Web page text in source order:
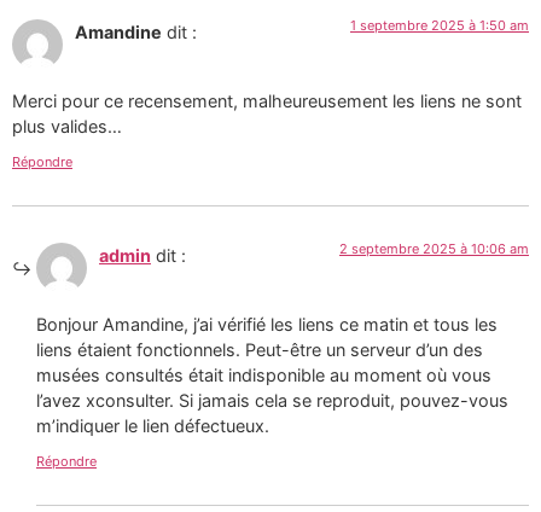
Amandine dit : 1 septembre 2025 à 1:50 am
Merci pour ce recensement, malheureusement les liens ne sont
plus valides…
Répondre
admin dit : 2 septembre 2025 à 10:06 am
Bonjour Amandine, j’ai vérifié les liens ce matin et tous les
liens étaient fonctionnels. Peut-être un serveur d’un des
musées consultés était indisponible au moment où vous
l’avez xconsulter. Si jamais cela se reproduit, pouvez-vous
m’indiquer le lien défectueux.
Répondre